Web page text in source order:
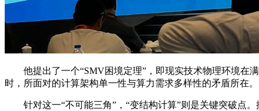
他提出了一个“SMV困境定理”，即现实技术物理环境在满
时，所面对的计算架构单一性与算力需求多样性的矛盾所在。
针对这一“不可能三角”，“变结构计算”则是关键突破点。